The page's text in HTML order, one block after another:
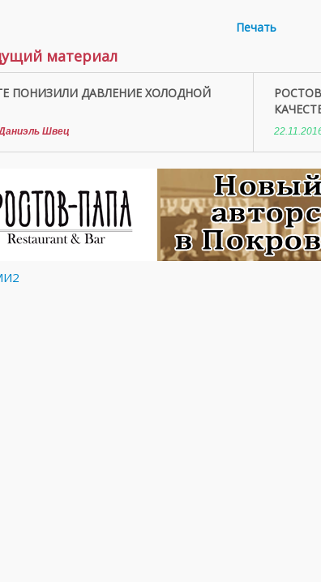
Печать
материал
ПОНИЗИЛИ ДАВЛЕНИЕ ХОЛОДНОЙ
Швец